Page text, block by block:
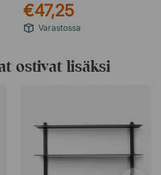
€47,25
Varastossa
ostivat lisäksi